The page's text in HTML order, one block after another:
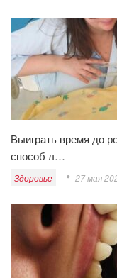
Выиграть время до
способ л…
Здоровье 27 мая